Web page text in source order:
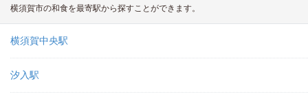
横須賀市の和食を最寄駅から探すことができます。
横須賀中央駅
汐入駅